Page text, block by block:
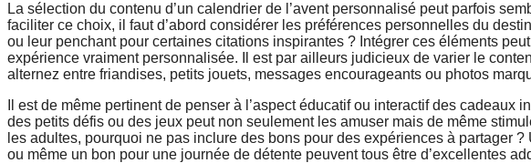
La sélection du contenu d’un calendrier de l’avent personnalisé peut parfois
faciliter ce choix, il faut d’abord considérer les préférences personnelles du
ou leur penchant pour certaines citations inspirantes ? Intégrer ces éléments
expérience vraiment personnalisée. Il est par ailleurs judicieux de varier le
alternez entre friandises, petits jouets, messages encourageants ou photos
Il est de même pertinent de penser à l’aspect éducatif ou interactif des cadeaux
des petits défis ou des jeux peut non seulement les amuser mais de même
les adultes, pourquoi ne pas inclure des bons pour des expériences à partager
ou même un bon pour une journée de détente peuvent tous être d’excellentes